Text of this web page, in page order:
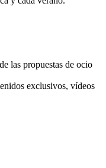
las propuestas de ocio
exclusivos, vídeos